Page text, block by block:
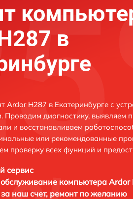
в
Ardor H287 в Екатеринбурге с
Проводим диагностику, выявляем
и восстанавливаем
или рекомендованные
проверку всех функций и
сервис
компьютера Ardor
наш счет, ремонт по желанию